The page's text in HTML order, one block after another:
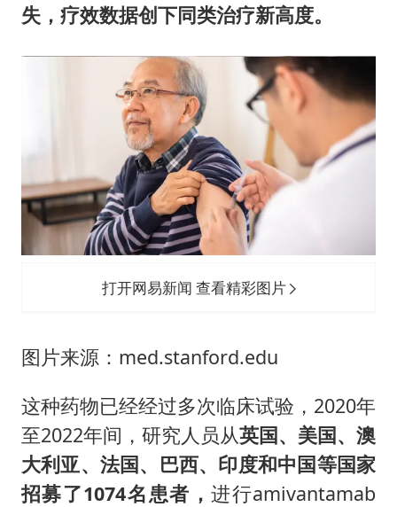
失，疗效数据创下同类治疗新高度。
打开网易新闻 查看精彩图片
图片来源：med.stanford.edu
这种药物已经经过多次临床试验，2020年
至2022年间，研究人员从英国、美国、澳
大利亚、法国、巴西、印度和中国等国家
招募了1074名患者，进行amivantamab